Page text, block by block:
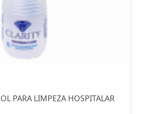
PARA LIMPEZA HOSPITALAR